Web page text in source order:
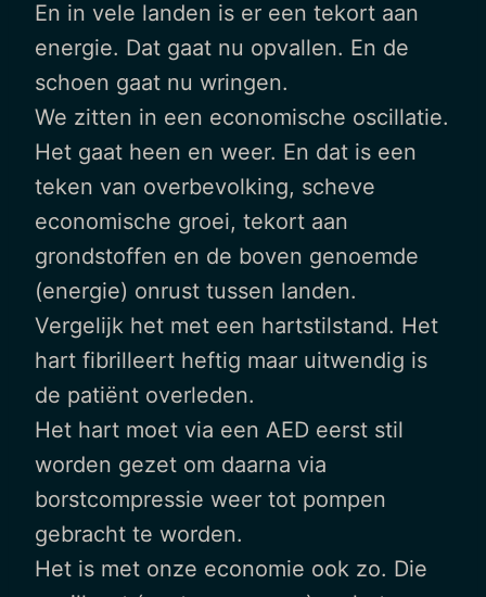
En in vele landen is er een tekort aan
energie. Dat gaat nu opvallen. En de
schoen gaat nu wringen.
We zitten in een economische oscillatie.
Het gaat heen en weer. En dat is een
teken van overbevolking, scheve
economische groei, tekort aan
grondstoffen en de boven genoemde
(energie) onrust tussen landen.
Vergelijk het met een hartstilstand. Het
hart fibrilleert heftig maar uitwendig is
de patiënt overleden.
Het hart moet via een AED eerst stil
worden gezet om daarna via
borstcompressie weer tot pompen
gebracht te worden.
Het is met onze economie ook zo. Die